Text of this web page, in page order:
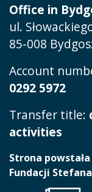
Office in
ul.
85-008
Account
0292 5972
Transfer title:
activities
Strona
Fundacji